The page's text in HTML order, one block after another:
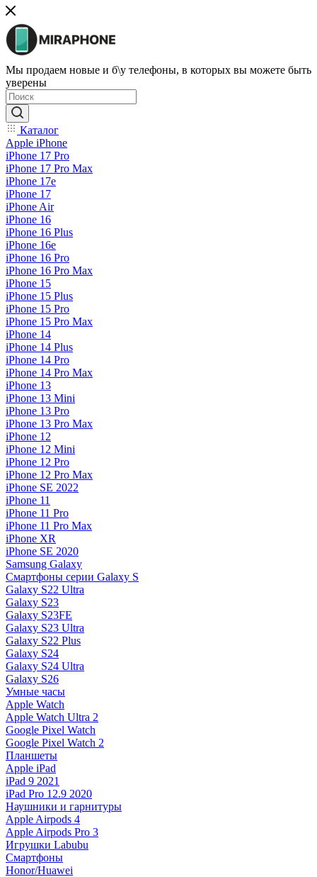
Мы продаем новые и б\у телефоны, в которых вы можете быть
уверены
Каталог
Apple iPhone
iPhone 17 Pro
iPhone 17 Pro Max
iPhone 17e
iPhone 17
iPhone Air
iPhone 16
iPhone 16 Plus
iPhone 16e
iPhone 16 Pro
iPhone 16 Pro Max
iPhone 15
iPhone 15 Plus
iPhone 15 Pro
iPhone 15 Pro Max
iPhone 14
iPhone 14 Plus
iPhone 14 Pro
iPhone 14 Pro Max
iPhone 13
iPhone 13 Mini
iPhone 13 Pro
iPhone 13 Pro Max
iPhone 12
iPhone 12 Mini
iPhone 12 Pro
iPhone 12 Pro Max
iPhone SE 2022
iPhone 11
iPhone 11 Pro
iPhone 11 Pro Max
iPhone XR
iPhone SE 2020
Samsung Galaxy
Смартфоны серии Galaxy S
Galaxy S22 Ultra
Galaxy S23
Galaxy S23FE
Galaxy S23 Ultra
Galaxy S22 Plus
Galaxy S24
Galaxy S24 Ultra
Galaxy S26
Умные часы
Apple Watch
Apple Watch Ultra 2
Google Pixel Watch
Google Pixel Watch 2
Планшеты
Apple iPad
iPad 9 2021
iPad Pro 12.9 2020
Наушники и гарнитуры
Apple Airpods 4
Apple Airpods Pro 3
Игрушки Labubu
Смартфоны
Honor/Huawei